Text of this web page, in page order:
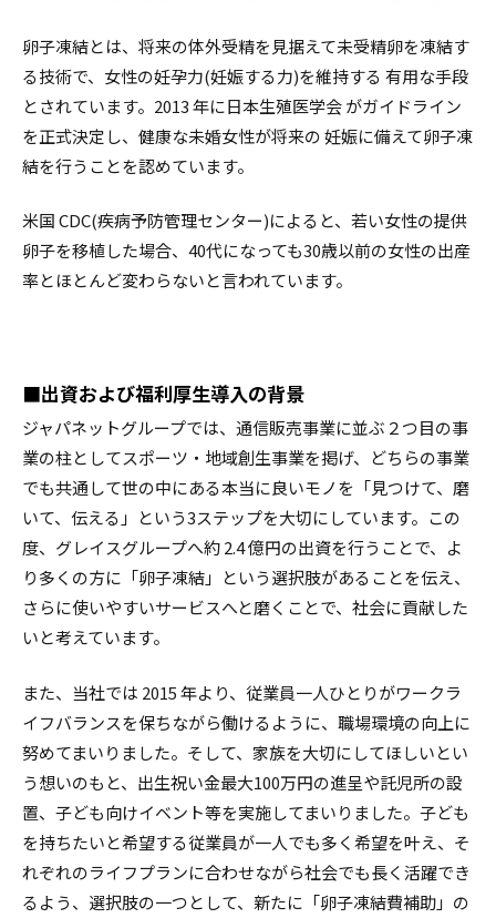
卵子凍結とは、将来の体外受精を見据えて未受精卵を凍結す
る技術で、女性の妊孕力(妊娠する力)を維持する 有用な手段
とされています。2013 年に日本生殖医学会 がガイドライン
を正式決定し、健康な未婚女性が将来の 妊娠に備えて卵子凍
結を行うことを認めています。
米国 CDC(疾病予防管理センター)によると、若い女性の提供
卵子を移植した場合、40代になっても30歳以前の女性の出産
率とほとんど変わらないと言われています。
■出資および福利厚生導入の背景
ジャパネットグループでは、通信販売事業に並ぶ２つ目の事
業の柱としてスポーツ・地域創生事業を掲げ、どちらの事業
でも共通して世の中にある本当に良いモノを「見つけて、磨
いて、伝える」という3ステップを大切にしています。この
度、グレイスグループへ約 2.4 億円の出資を行うことで、よ
り多くの方に「卵子凍結」という選択肢があることを伝え、
さらに使いやすいサービスへと磨くことで、社会に貢献した
いと考えています。
また、当社では 2015 年より、従業員一⼈ひとりがワークラ
イフバランスを保ちながら働けるように、職場環境の向上に
努めてまいりました。そして、家族を大切にしてほしいとい
う想いのもと、出生祝い金最大100万円の進呈や託児所の設
置、子ども向けイベント等を実施してまいりました。子ども
を持ちたいと希望する従業員が一⼈でも多く希望を叶え、そ
れぞれのライフプランに合わせながら社会でも⻑く活躍でき
るよう、選択肢の一つとして、新たに「卵子凍結費補助」の